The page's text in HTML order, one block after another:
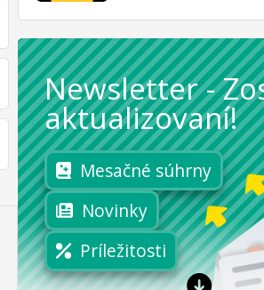
Newsletter -
aktualizovaní!
Mesačné súhrny
Novinky
Príležitosti